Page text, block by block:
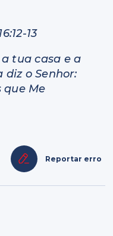
13
tua casa e a
o Senhor:
que Me
Reportar erro